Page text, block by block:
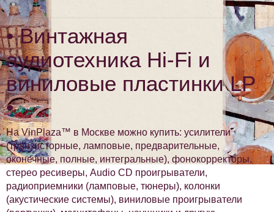
• Винтажная
аудиотехника Hi-Fi и
виниловые пластинки LP
•
На VinPlaza™ в Москве можно купить: усилители
(транзисторные, ламповые, предварительные,
оконечные, полные, интегральные), фонокорректоры,
стерео ресиверы, Audio CD проигрыватели,
радиоприемники (ламповые, тюнеры), колонки
(акустические системы), виниловые проигрыватели